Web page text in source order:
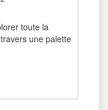
toute la
une palette